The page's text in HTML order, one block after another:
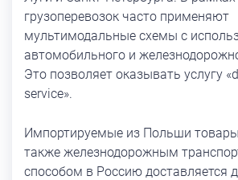
грузоперевозок часто применяют
мультимодальные схемы с
автомобильного и
Это позволяет оказывать услугу
service».
Импортируемые из Польши товары
также железнодорожным
способом в Россию доставляется